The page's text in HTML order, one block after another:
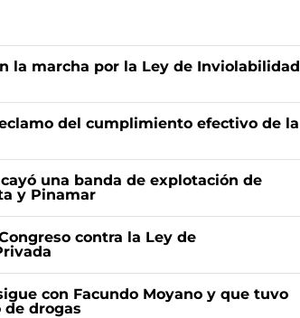
la marcha por la Ley de Inviolabilidad
del cumplimiento efectivo de la
una banda de explotación de
y Pinamar
contra la Ley de
con Facundo Moyano y que tuvo
drogas